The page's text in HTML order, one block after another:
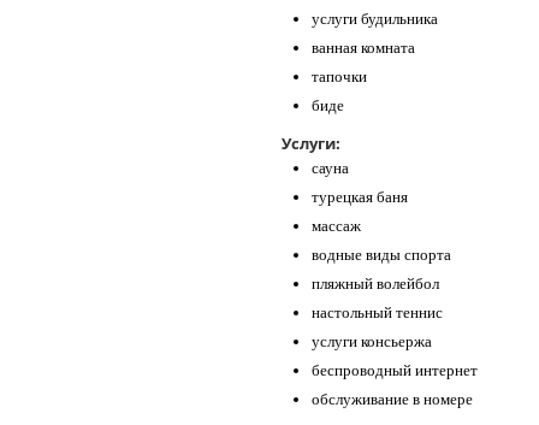
услуги будильника
ванная комната
тапочки
биде
Услуги:
сауна
турецкая баня
массаж
водные виды спорта
пляжный волейбол
настольный теннис
услуги консьержа
беспроводный интернет
обслуживание в номере